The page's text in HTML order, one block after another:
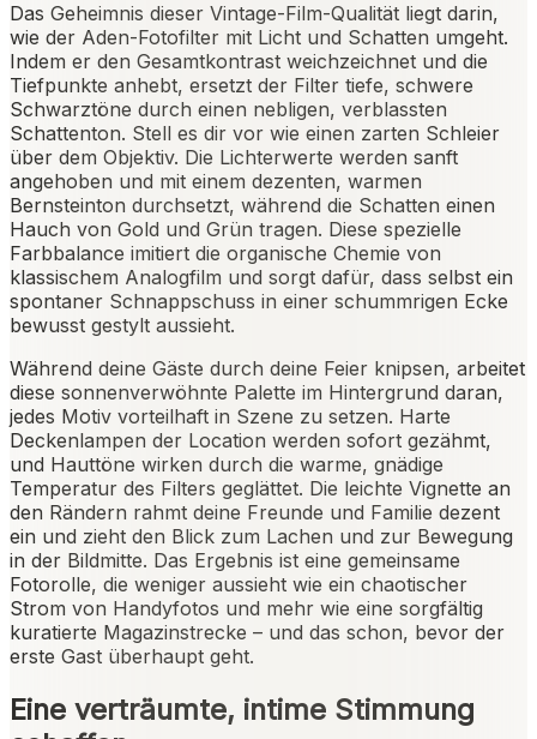
Das Geheimnis dieser Vintage-Film-Qualität liegt darin,
wie der Aden-Fotofilter mit Licht und Schatten umgeht.
Indem er den Gesamtkontrast weichzeichnet und die
Tiefpunkte anhebt, ersetzt der Filter tiefe, schwere
Schwarztöne durch einen nebligen, verblassten
Schattenton. Stell es dir vor wie einen zarten Schleier
über dem Objektiv. Die Lichterwerte werden sanft
angehoben und mit einem dezenten, warmen
Bernsteinton durchsetzt, während die Schatten einen
Hauch von Gold und Grün tragen. Diese spezielle
Farbbalance imitiert die organische Chemie von
klassischem Analogfilm und sorgt dafür, dass selbst ein
spontaner Schnappschuss in einer schummrigen Ecke
bewusst gestylt aussieht.
Während deine Gäste durch deine Feier knipsen, arbeitet
diese sonnenverwöhnte Palette im Hintergrund daran,
jedes Motiv vorteilhaft in Szene zu setzen. Harte
Deckenlampen der Location werden sofort gezähmt,
und Hauttöne wirken durch die warme, gnädige
Temperatur des Filters geglättet. Die leichte Vignette an
den Rändern rahmt deine Freunde und Familie dezent
ein und zieht den Blick zum Lachen und zur Bewegung
in der Bildmitte. Das Ergebnis ist eine gemeinsame
Fotorolle, die weniger aussieht wie ein chaotischer
Strom von Handyfotos und mehr wie eine sorgfältig
kuratierte Magazinstrecke – und das schon, bevor der
erste Gast überhaupt geht.
Eine verträumte, intime Stimmung